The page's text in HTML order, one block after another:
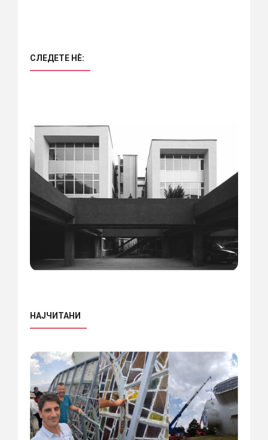
СЛЕДЕТЕ НÈ:
НАЈЧИТАНИ